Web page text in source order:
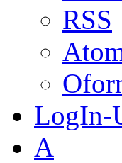
RSS
LogIn-
A